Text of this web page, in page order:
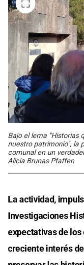
Bajo el lema "Historias
nuestro patrimonio", la
comunal en un
Alicia Brunas Pfaffen
La actividad,
Investigaciones
expectativas de
creciente interés